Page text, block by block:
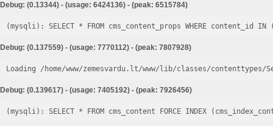
Debug: (0.13344) - (usage: 6424136) - (peak: 6515784)
Debug: (0.137559) - (usage: 7770112) - (peak: 7807928)
Loading /home/www/zemesvardu.lt/www/lib/classes/
Debug: (0.139617) - (usage: 7405192) - (peak: 7926456)